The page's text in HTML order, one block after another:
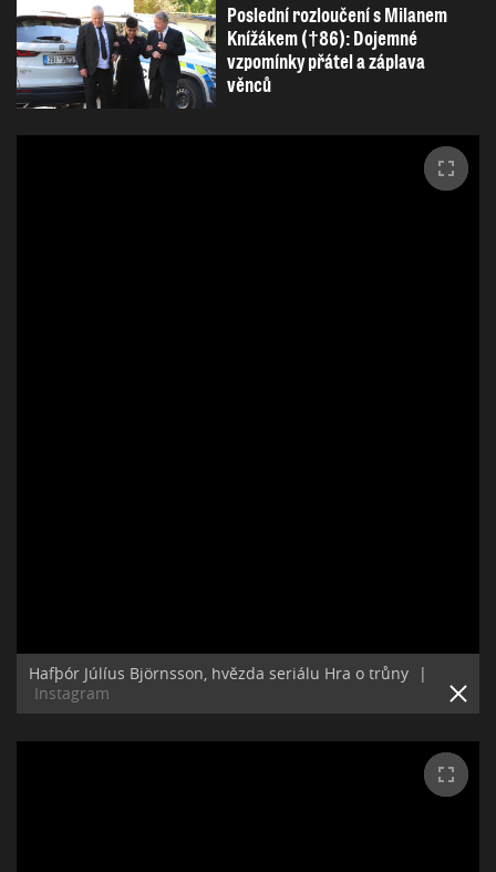
Poslední rozloučení s Milanem
Knížákem (†86): Dojemné
vzpomínky přátel a záplava
věnců
Hafþór Júlíus Björnsson, hvězda seriálu Hra o trůny
|
Instagram